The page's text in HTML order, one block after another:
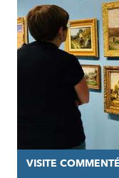
VISITE